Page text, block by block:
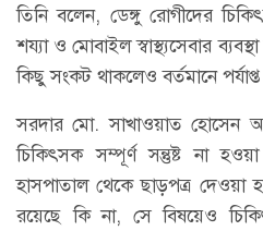
তিনি বলেন, ডেঙ্গু রোগীদের
শয্যা ও মোবাইল স্বাস্থ্যসেবার
কিছু সংকট থাকলেও বর্তমানে
সরদার মো. সাখাওয়াত হোসেন
চিকিৎসক সম্পূর্ণ সন্তুষ্ট না
হাসপাতাল থেকে ছাড়পত্র দেওয়া
রয়েছে কি না, সে বিষয়েও